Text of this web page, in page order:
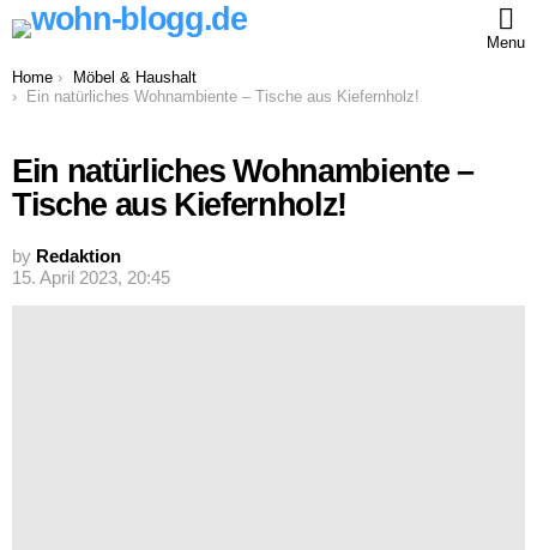
Menu
You are here:
Home
Möbel & Haushalt
Ein natürliches Wohnambiente – Tische aus Kiefernholz!
Ein natürliches Wohnambiente –
Tische aus Kiefernholz!
by Redaktion
15. April 2023, 20:45